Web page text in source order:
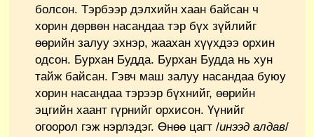
болсон. Тэрбээр дэлхийн хаан байсан ч
хорин дөрвөн насандаа тэр бүх зүйлийг
өөрийн залуу эхнэр, жаахан хүүхдээ орхин
одсон. Бурхан Будда. Бурхан Будда нь хун
тайж байсан. Гэвч маш залуу насандаа буюу
хорин насандаа тэрээр бүхнийг, өөрийн
эцгийн хаант гүрнийг орхисон. Үүнийг
огоорол гэж нэрлэдэг. Өнөө цагт /инээд алдав/